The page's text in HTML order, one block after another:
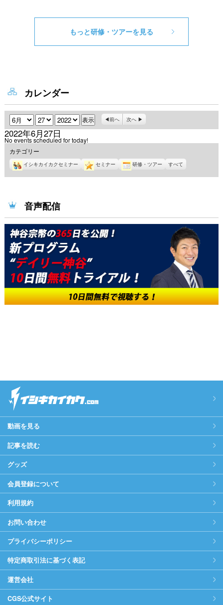
もっと研修・ツアーを見る
カレンダー
月 日 年 前へ 次へ
2022年6月27日
No events scheduled for today!
カテゴリー
イシキカイカクセミナー セミナー 研修・ツアー すべて
音声配信
動画を見る
記事を読む
グッズ
会員登録について
利用規約
お問い合わせ
プライバシーポリシー
特定商取引法に基づく表記
運営会社
CGS公式サイト